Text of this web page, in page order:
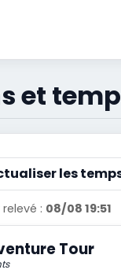
et
les
: 08/08 19:51
Tour